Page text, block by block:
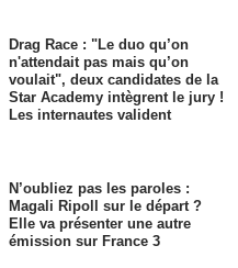
Drag Race : "Le duo qu’on
n'attendait pas mais qu’on
voulait", deux candidates de la
Star Academy intègrent le jury !
Les internautes valident
N’oubliez pas les paroles :
Magali Ripoll sur le départ ?
Elle va présenter une autre
émission sur France 3